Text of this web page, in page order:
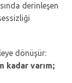
derinleşen
dönüşür:
kadar varım;